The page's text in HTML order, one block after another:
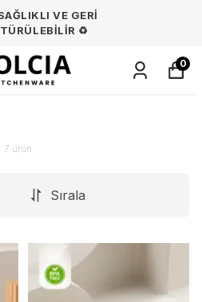
VE GERİ
♻️
0
7 ürün
Sırala